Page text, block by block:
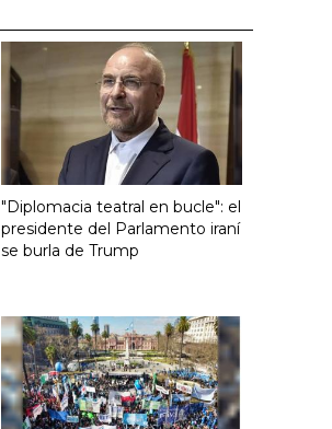
"Diplomacia teatral en bucle": el
presidente del Parlamento iraní
se burla de Trump